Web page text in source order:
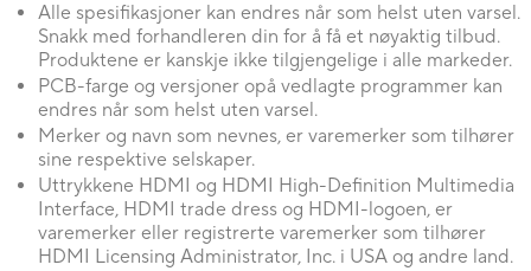
Alle spesifikasjoner kan endres når som helst uten varsel.
Snakk med forhandleren din for å få et nøyaktig tilbud.
Produktene er kanskje ikke tilgjengelige i alle markeder.
PCB-farge og versjoner opå vedlagte programmer kan
endres når som helst uten varsel.
Merker og navn som nevnes, er varemerker som tilhører
sine respektive selskaper.
Uttrykkene HDMI og HDMI High-Definition Multimedia
Interface, HDMI trade dress og HDMI-logoen, er
varemerker eller registrerte varemerker som tilhører
HDMI Licensing Administrator, Inc. i USA og andre land.